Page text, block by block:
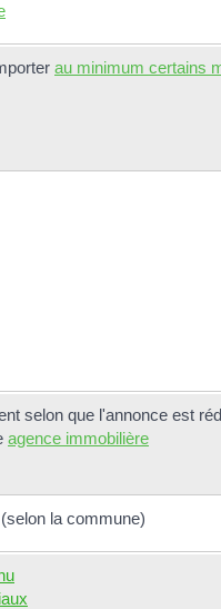
au minimum certains
selon que l'annonce est
agence immobilière
(selon la commune)